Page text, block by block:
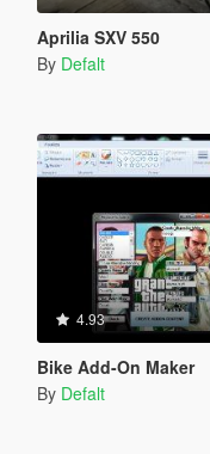
Aprilia SXV 550
By Defalt
4.93
Bike Add-On Maker
By Defalt